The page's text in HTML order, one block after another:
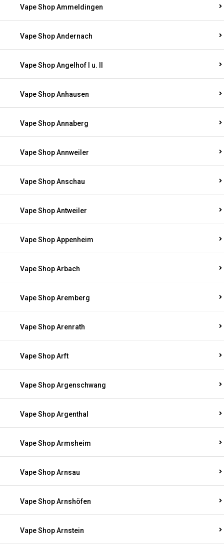
Vape Shop Ammeldingen
Vape Shop Andernach
Vape Shop Angelhof I u. II
Vape Shop Anhausen
Vape Shop Annaberg
Vape Shop Annweiler
Vape Shop Anschau
Vape Shop Antweiler
Vape Shop Appenheim
Vape Shop Arbach
Vape Shop Aremberg
Vape Shop Arenrath
Vape Shop Arft
Vape Shop Argenschwang
Vape Shop Argenthal
Vape Shop Armsheim
Vape Shop Arnsau
Vape Shop Arnshöfen
Vape Shop Arnstein